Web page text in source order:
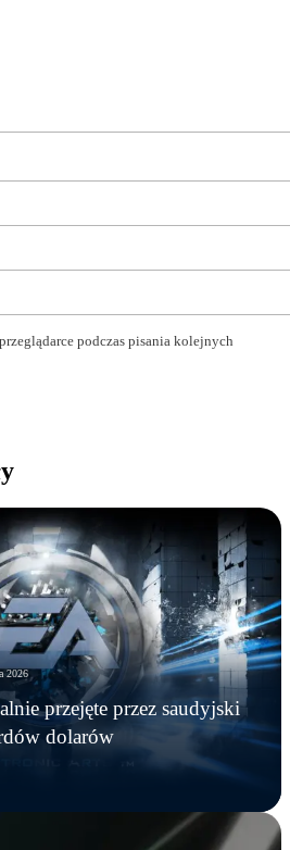
podczas pisania kolejnych
2026
przejęte przez saudyjski
dolarów